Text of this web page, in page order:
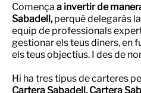
Comença a invertir de
Sabadell,perquè delegaràs
equip de professionals
gestionar els teus diners, en
els teus objectius. I des de
Hi ha tres tipus de carteres
Cartera Sabadell, Cartera